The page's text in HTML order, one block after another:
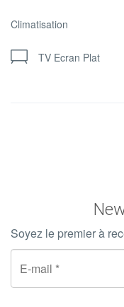
Climatisation
TV Ecran Plat
Soyez le premier à